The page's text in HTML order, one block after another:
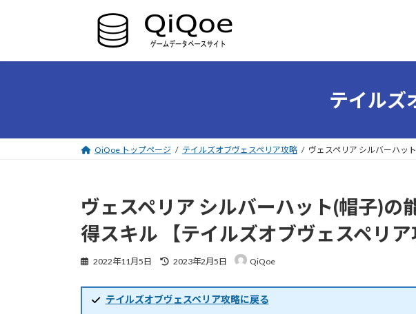
ツ
シ
テイルズ
QiQoe トップページ テイルズオブヴェスペリア攻略 ヴェスペリア シルバーハッ
ヴェスペリア シルバーハット(帽子)の
得スキル 【テイルズオブヴェスペリア
2022年11月5日
最
新
日
2023年2月5日 QiQoe
テイルズオブヴェスペリア攻略に戻る